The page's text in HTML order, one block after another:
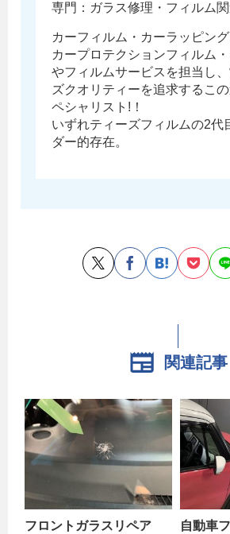
専門：ガラス修理・フィルム
カーフィルム・カーラッピング
カープロテクションフィルム
やフィルムサービスを担当し
ズクオリティーを追求するこ
ペシャリスト!！
いずれティーズフィルムの2代
ダー的存在。
関連記事
フロントガラスリペア
自動車